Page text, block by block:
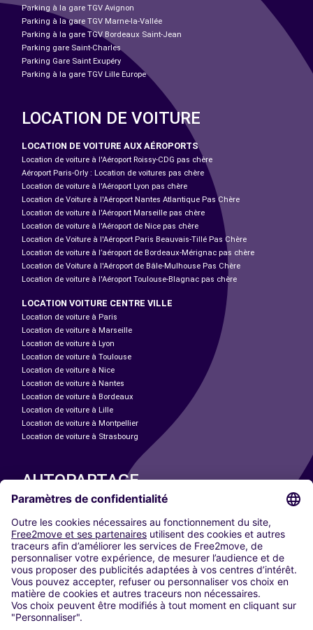
Parking à la gare TGV Avignon
Parking à la gare TGV Marne-la-Vallée
Parking à la gare TGV Bordeaux Saint-Jean
Parking gare Saint-Charles
Parking Gare Saint Exupéry
Parking à la gare TGV Lille Europe
LOCATION DE VOITURE
LOCATION DE VOITURE AUX AÉROPORTS
Location de voiture à l'Aéroport Roissy-CDG pas chère
Aéroport Paris-Orly : Location de voitures pas chère
Location de voiture à l'Aéroport Lyon pas chère
Location de Voiture à l'Aéroport Nantes Atlantique Pas Chère
Location de voiture à l'Aéroport Marseille pas chère
Location de voiture à l'Aéroport de Nice pas chère
Location de Voiture à l'Aéroport Paris Beauvais-Tillé Pas Chère
Location de voiture à l’aéroport de Bordeaux-Mérignac pas chère
Location de Voiture à l'Aéroport de Bâle-Mulhouse Pas Chère
Location de voiture à l'Aéroport Toulouse-Blagnac pas chère
LOCATION VOITURE CENTRE VILLE
Location de voiture à Paris
Location de voiture à Marseille
Location de voiture à Lyon
Location de voiture à Toulouse
Location de voiture à Nice
Location de voiture à Nantes
Location de voiture à Bordeaux
Location de voiture à Lille
Location de voiture à Montpellier
Location de voiture à Strasbourg
AUTOPARTAGE
Paris
Madrid
Washington DC
Milan
Rome
Turin
Vienne
Berlin